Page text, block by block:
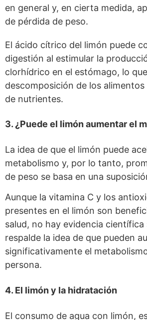
en general y, en cierta medida,
de pérdida de peso.
El ácido cítrico del limón puede
digestión al estimular la
clorhídrico en el estómago, lo
descomposición de los
de nutrientes.
3. ¿Puede el limón aumentar el
La idea de que el limón puede
metabolismo y, por lo tanto,
de peso se basa en una
Aunque la vitamina C y los
presentes en el limón son
salud, no hay evidencia científica
respalde la idea de que pueden
significativamente el
persona.
4. El limón y la hidratación
El consumo de agua con limón,